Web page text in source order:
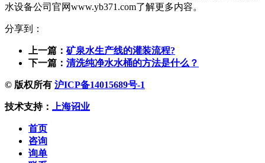
水设备公司官网www.yb371.com了解更多内容。
分享到：
上一篇： 矿泉水生产线的灌装流程?
下一篇： 清洗纯净水水桶的方法是什么？
© 版权所有 沪ICP备14015689号-1
技术支持： 上海诏业
首页
咨询
询单